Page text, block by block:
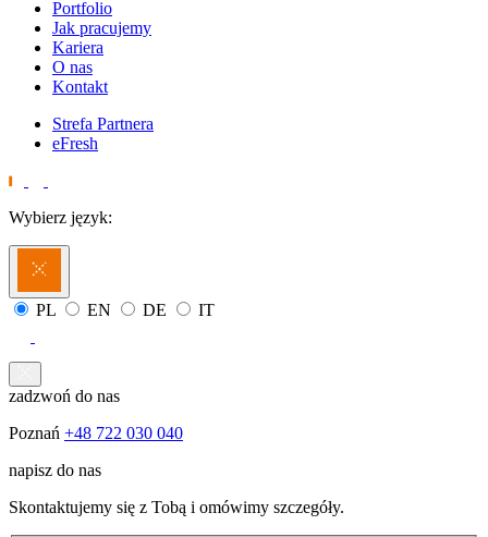
Portfolio
Jak pracujemy
Kariera
O nas
Kontakt
Strefa Partnera
eFresh
Wybierz język:
PL EN DE IT
zadzwoń do nas
Poznań +48 722 030 040
napisz do nas
Skontaktujemy się z Tobą i omówimy szczegóły.